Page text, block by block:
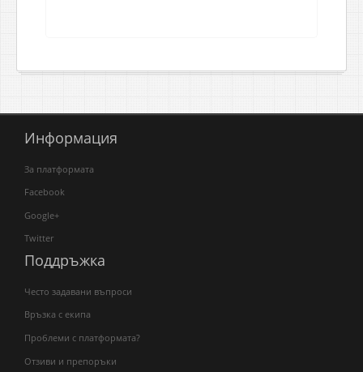
Информация
За платформата
Facebook
Google+
Twitter
Поддръжка
Често задавани въпроси
Връзка с екипа
Проблеми с платформата?
Отзиви и препоръки